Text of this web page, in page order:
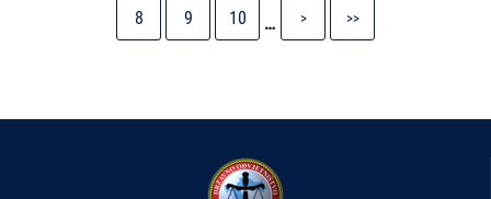
Stranica
8 Stranica
9 Stranica
10 …
page
>
page
>>